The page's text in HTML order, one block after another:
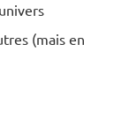
(mais en